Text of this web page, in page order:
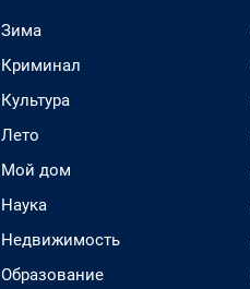
Зима
Криминал
Культура
Лето
Мой дом
Наука
Недвижимость
Образование